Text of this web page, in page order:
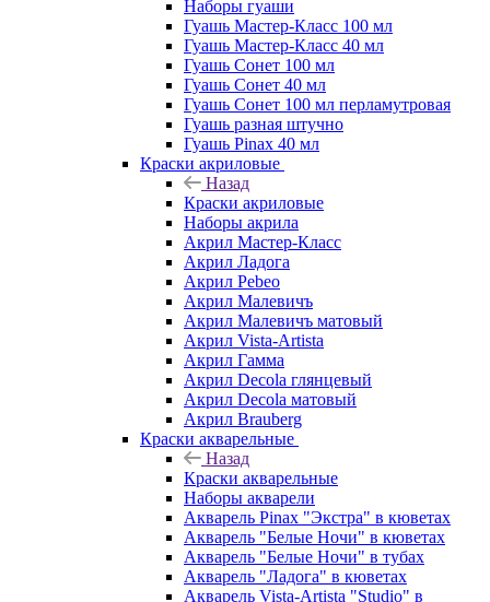
Наборы гуаши
Гуашь Мастер-Класс 100 мл
Гуашь Мастер-Класс 40 мл
Гуашь Сонет 100 мл
Гуашь Сонет 40 мл
Гуашь Сонет 100 мл перламутровая
Гуашь разная штучно
Гуашь Pinax 40 мл
Краски акриловые
Назад
Краски акриловые
Наборы акрила
Акрил Мастер-Класс
Акрил Ладога
Акрил Pebeo
Акрил Малевичъ
Акрил Малевичъ матовый
Акрил Vista-Artista
Акрил Гамма
Акрил Decola глянцевый
Акрил Decola матовый
Акрил Brauberg
Краски акварельные
Назад
Краски акварельные
Наборы акварели
Акварель Pinax "Экстра" в кюветах
Акварель "Белые Ночи" в кюветах
Акварель "Белые Ночи" в тубах
Акварель "Ладога" в кюветах
Акварель Vista-Artista "Studio" в